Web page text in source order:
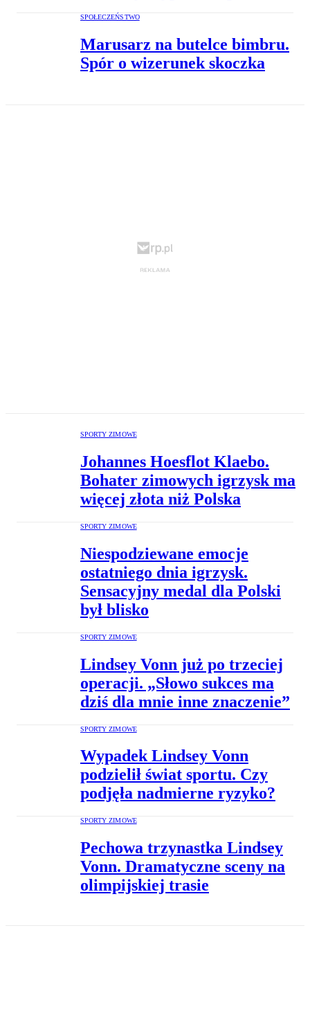
SPOŁECZEŃSTWO
Marusarz na butelce bimbru.
Spór o wizerunek skoczka
SPORTY ZIMOWE
Johannes Hoesflot Klaebo.
Bohater zimowych igrzysk ma
więcej złota niż Polska
SPORTY ZIMOWE
Niespodziewane emocje
ostatniego dnia igrzysk.
Sensacyjny medal dla Polski
był blisko
SPORTY ZIMOWE
Lindsey Vonn już po trzeciej
operacji. „Słowo sukces ma
dziś dla mnie inne znaczenie”
SPORTY ZIMOWE
Wypadek Lindsey Vonn
podzielił świat sportu. Czy
podjęła nadmierne ryzyko?
SPORTY ZIMOWE
Pechowa trzynastka Lindsey
Vonn. Dramatyczne sceny na
olimpijskiej trasie